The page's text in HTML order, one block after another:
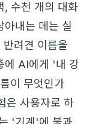
, 수천 개의 대화
아내는 데는 실
려견 이름을
에 AI에게 '내 강
이 무엇인가
은 사용자로 하